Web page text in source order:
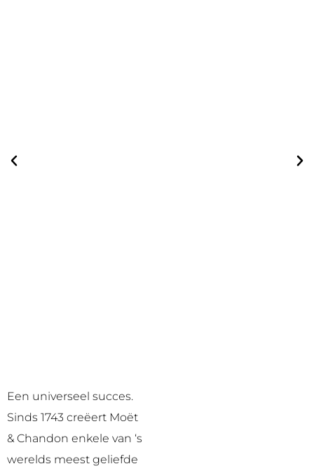
Een universeel succes.
Sinds 1743 creëert Moët
& Chandon enkele van ‘s
werelds meest geliefde